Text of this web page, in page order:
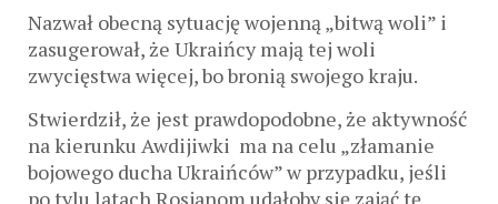
Nazwał obecną sytuację wojenną „bitwą woli” i
zasugerował, że Ukraińcy mają tej woli
zwycięstwa więcej, bo bronią swojego kraju.
Stwierdził, że jest prawdopodobne, że aktywność
na kierunku Awdijiwki ma na celu „złamanie
bojowego ducha Ukraińców” w przypadku, jeśli
po tylu latach Rosjanom udałoby się zająć tę